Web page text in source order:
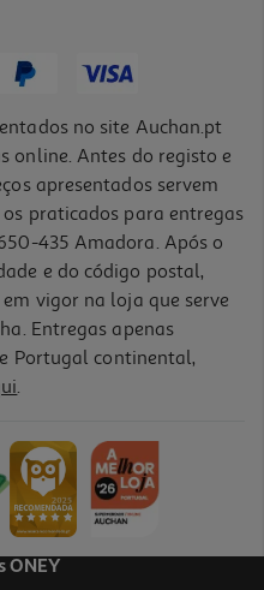
no site Auchan.pt
online. Antes do registo e
apresentados servem
praticados para entregas
435 Amadora. Após o
e do código postal,
vigor na loja que serve
Entregas apenas
Portugal continental,
.
ONEY